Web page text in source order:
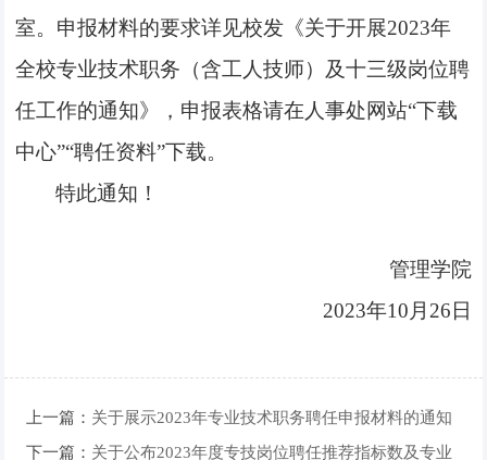
室。申报材料的要求详见校发《关于开展2023年
全校专业技术职务（含工人技师）及十三级岗位聘
任工作的通知》，申报表格请在人事处网站“下载
中心”“聘任资料”下载。
特此通知！
管理学院
2023年10 月 26 日
上一篇： 关于展示2023年专业技术职务聘任申报材料的通知
下一篇： 关于公布2023年度专技岗位聘任推荐指标数及专业